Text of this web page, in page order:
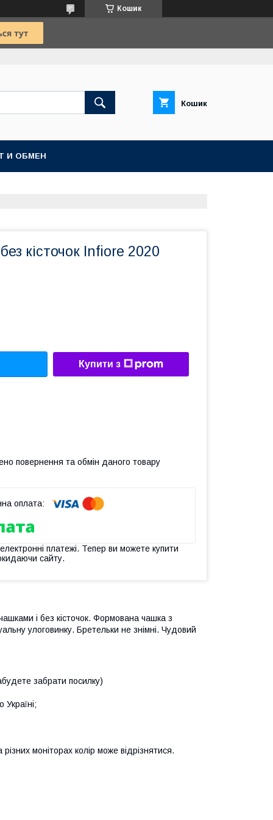
Кошик
Кошик
И ОБМЕН
кісточок Infiore 2020
Купити з
повернення та обмін даного товару
платежі. Тепер ви можете купити
сайту.
і без кісточок. Формована чашка з
улоговинку. Бретельки не знімні. Чудовий
забрати посилку)
моніторах колір може відрізнятися.